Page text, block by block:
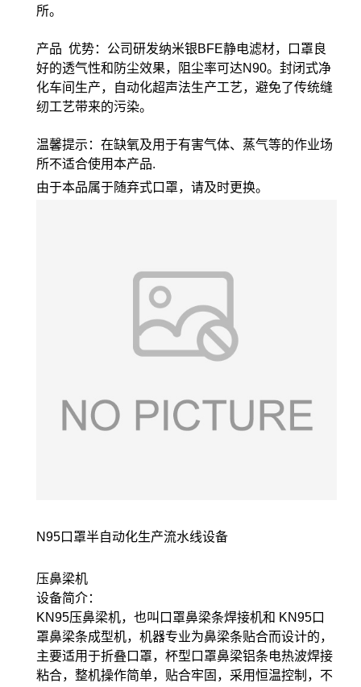
所。
产品 优势：公司研发纳米银BFE静电滤材，口罩良
好的透气性和防尘效果，阻尘率可达N90。封闭式净
化车间生产，自动化超声法生产工艺，避免了传统缝
纫工艺带来的污染。
温馨提示：在缺氧及用于有害气体、蒸气等的作业场
所不适合使用本产品.
由于本品属于随弃式口罩，请及时更换。
N95口罩半自动化生产流水线设备
压鼻梁机
设备简介：
KN95压鼻梁机，也叫口罩鼻梁条焊接机和 KN95口
罩鼻梁条成型机，机器专业为鼻梁条贴合而设计的，
主要适用于折叠口罩，杯型口罩鼻梁铝条电热波焊接
粘合，整机操作简单，贴合牢固，采用恒温控制，不